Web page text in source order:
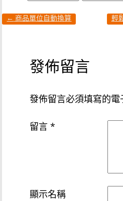
輕
← 商品單位自動換算
發佈留言
發佈留言必須填寫的電
留言*
顯示名稱